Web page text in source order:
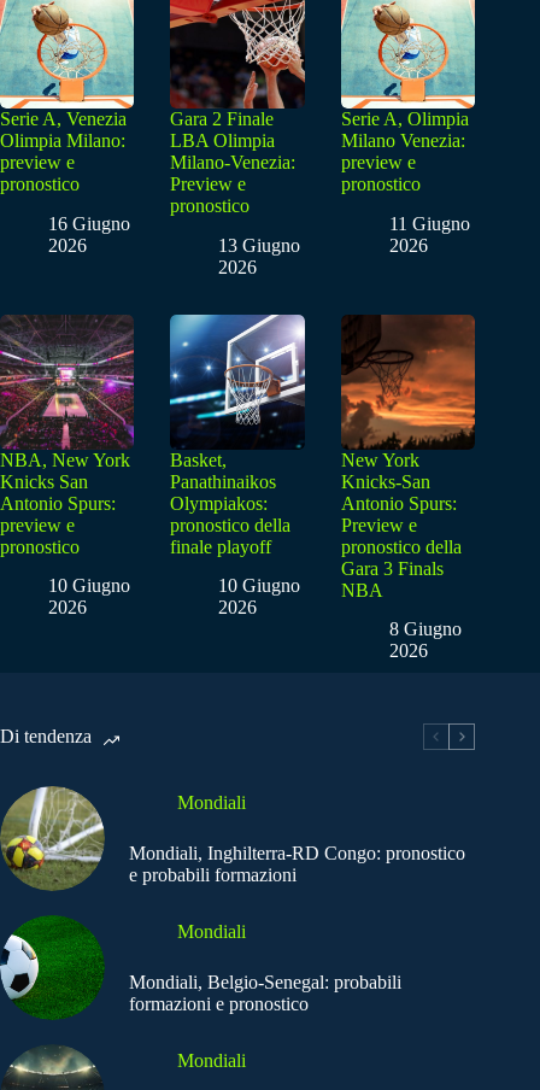
Serie A, Venezia
Olimpia Milano:
preview e
pronostico
16 Giugno
2026
Gara 2 Finale
LBA Olimpia
Milano-Venezia:
Preview e
pronostico
13 Giugno
2026
Serie A, Olimpia
Milano Venezia:
preview e
pronostico
11 Giugno
2026
NBA, New York
Knicks San
Antonio Spurs:
preview e
pronostico
10 Giugno
2026
Basket,
Panathinaikos
Olympiakos:
pronostico della
finale playoff
10 Giugno
2026
New York
Knicks-San
Antonio Spurs:
Preview e
pronostico della
Gara 3 Finals
NBA
8 Giugno
2026
Di tendenza
Mondiali
Mondiali, Inghilterra-RD Congo: pronostico
e probabili formazioni
Mondiali
Mondiali, Belgio-Senegal: probabili
formazioni e pronostico
Mondiali